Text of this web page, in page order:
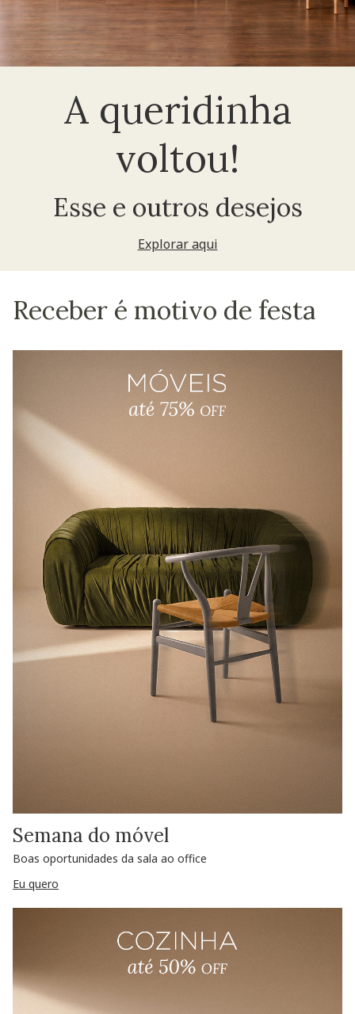
A queridinha
voltou!
Esse e outros desejos
Explorar aqui
Receber é motivo de festa
Semana do móvel
Boas oportunidades da sala ao office
Eu quero